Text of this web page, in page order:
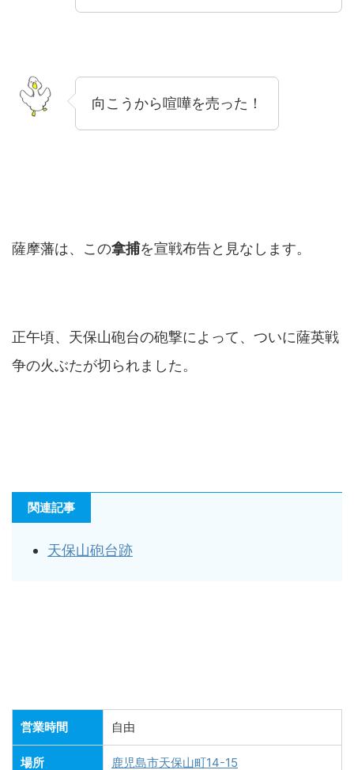
向こうから喧嘩を売った！
薩摩藩は、この拿捕を宣戦布告と見なします。
正午頃、天保山砲台の砲撃によって、ついに薩英戦
争の火ぶたが切られました。
関連記事
天保山砲台跡
営業時間 自由
場所 鹿児島市天保山町14-15